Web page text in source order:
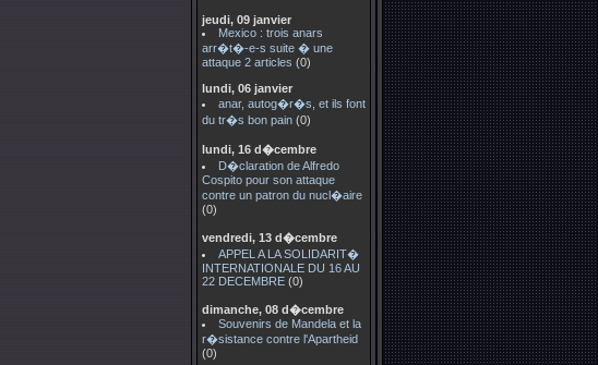
jeudi, 09 janvier
Mexico : trois anars
arr�t�-e-s suite � une
attaque 2 articles (0)
lundi, 06 janvier
anar, autog�r�s, et ils font
du tr�s bon pain (0)
lundi, 16 d�cembre
D�claration de Alfredo
Cospito pour son attaque
contre un patron du nucl�aire
(0)
vendredi, 13 d�cembre
APPEL A LA SOLIDARIT�
INTERNATIONALE DU 16 AU
22 DECEMBRE (0)
dimanche, 08 d�cembre
Souvenirs de Mandela et la
r�sistance contre l'Apartheid
(0)